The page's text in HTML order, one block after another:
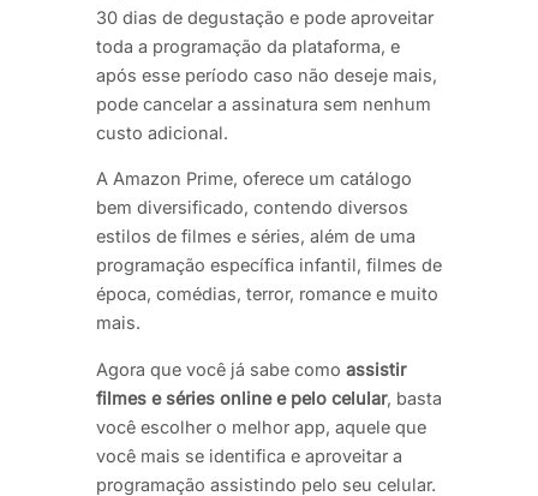
30 dias de degustação e pode aproveitar
toda a programação da plataforma, e
após esse período caso não deseje mais,
pode cancelar a assinatura sem nenhum
custo adicional.
A Amazon Prime, oferece um catálogo
bem diversificado, contendo diversos
estilos de filmes e séries, além de uma
programação específica infantil, filmes de
época, comédias, terror, romance e muito
mais.
Agora que você já sabe como assistir
filmes e séries online e pelo celular, basta
você escolher o melhor app, aquele que
você mais se identifica e aproveitar a
programação assistindo pelo seu celular.